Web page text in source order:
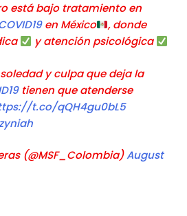
está bajo tratamiento en
en México
, donde
y atención psicológica
y culpa que deja la
tienen que atenderse
t.co/qQH4gu0bL5
(@MSF_Colombia)August